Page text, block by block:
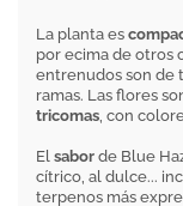
La planta es
por ecima de otros
entrenudos son de
ramas. Las flores
tricomas, con
El sabor de Blue
cítrico, al dulce...
terpenos más